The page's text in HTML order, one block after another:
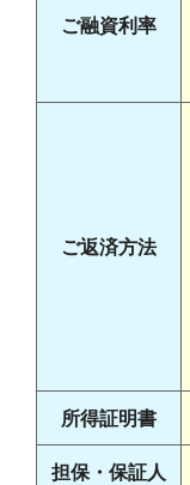
ご融資利率
ご返済方法
所得証明書
担保・保証人